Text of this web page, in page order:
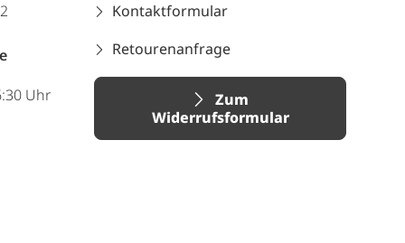
Uhr
Kontaktformular
Retourenanfrage
Zum
Widerrufsformular